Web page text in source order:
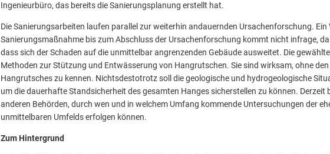
Ingenieurbüro, das bereits die Sanierungsplanung erstellt hat.
Die Sanierungsarbeiten laufen parallel zur weiterhin andauernden Ursachenforschung. Ein
Sanierungsmaßnahme bis zum Abschluss der Ursachenforschung kommt nicht infrage,
dass sich der Schaden auf die unmittelbar angrenzenden Gebäude ausweitet. Die
Methoden zur Stützung und Entwässerung von Hangrutschen. Sie sind wirksam, ohne
Hangrutsches zu kennen. Nichtsdestotrotz soll die geologische und hydrogeologische
um die dauerhafte Standsicherheit des gesamten Hanges sicherstellen zu können. Derzeit
anderen Behörden, durch wen und in welchem Umfang kommende Untersuchungen der
unmittelbaren Umfelds erfolgen können.
Zum Hintergrund